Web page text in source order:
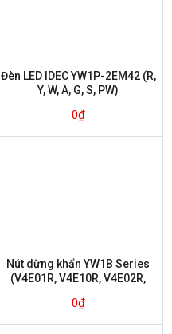
Đèn LED IDEC YW1P-2EM42 (R,
Y, W, A, G, S, PW)
0₫
Nút dừng khẩn YW1B Series
(V4E01R, V4E10R, V4E02R,
0₫